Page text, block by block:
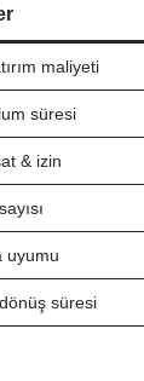
maliyeti
süresi
& izin
uyumu
süresi